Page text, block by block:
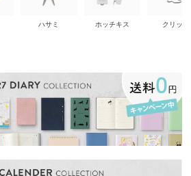
ハサミ ホッチキス クリップ